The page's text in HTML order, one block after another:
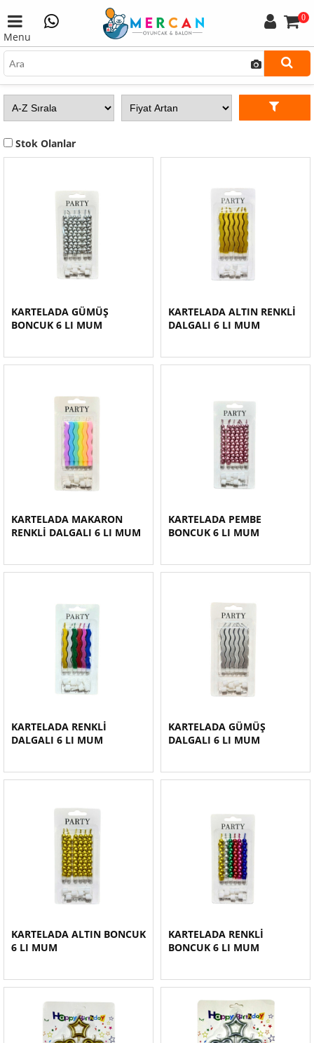
Menu
0
Stok Olanlar
KARTELADA GÜMÜŞ
BONCUK 6 LI MUM
KARTELADA ALTIN RENKLİ
DALGALI 6 LI MUM
KARTELADA MAKARON
RENKLİ DALGALI 6 LI MUM
KARTELADA PEMBE
BONCUK 6 LI MUM
KARTELADA RENKLİ
DALGALI 6 LI MUM
KARTELADA GÜMÜŞ
DALGALI 6 LI MUM
KARTELADA ALTIN BONCUK
6 LI MUM
KARTELADA RENKLİ
BONCUK 6 LI MUM